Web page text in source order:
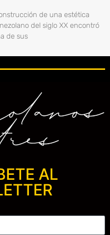
de una estética
del siglo XX encontró
de sus
AL